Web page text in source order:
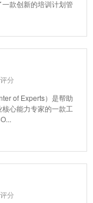
款创新的培训计划管
分
of Experts）是帮助
心能力专家的一款工
分